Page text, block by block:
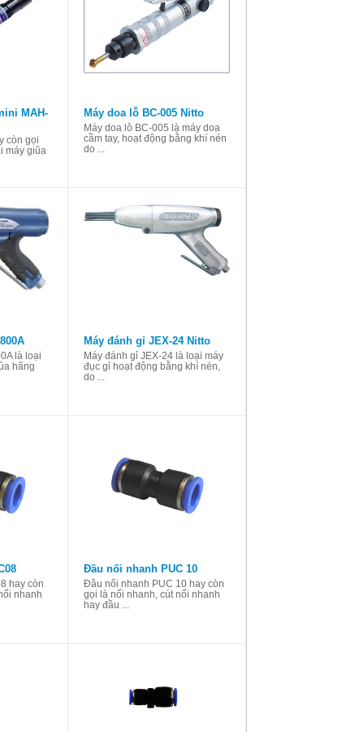
MAH-
còn gọi
máy giũa
Máy doa lỗ BC-005 Nitto
Máy doa lỗ BC-005 là máy doa
cầm tay, hoạt động bằng khí nén
do ...
là loại
hãng
Máy đánh gỉ JEX-24 Nitto
Máy đánh gỉ JEX-24 là loại máy
đục gỉ hoạt động bằng khí nén,
do ...
hay còn
nhanh
Đầu nối nhanh PUC 10
Đầu nối nhanh PUC 10 hay còn
gọi là nối nhanh, cút nối nhanh
hay đầu ...